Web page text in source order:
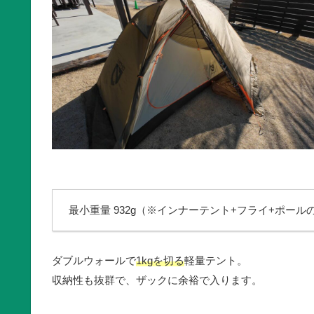
最小重量 932g（※インナーテント+フライ+ポール
ダブルウォールで1kgを切る軽量テント。
収納性も抜群で、ザックに余裕で入ります。